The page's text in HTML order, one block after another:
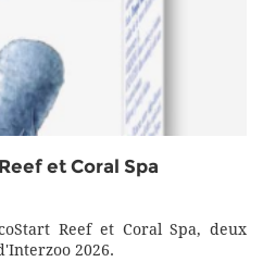
et Coral Spa
Reef et Coral Spa, deux
2026.